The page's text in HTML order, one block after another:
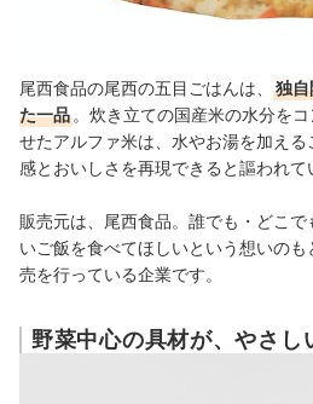
尾西食品の尾西の五目ごはんは、
独
た一品 。炊き立ての国産米の水分を
せたアルファ米は、水やお湯を加え
感とおいしさを再現できると謳われて
販売元は、尾西食品。誰でも・どこ
いご飯を食べてほしいという想いの
売を行っている企業です。
野菜中心の具材が、やさし